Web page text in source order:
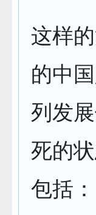
这样
的中
列发
死的
包括：